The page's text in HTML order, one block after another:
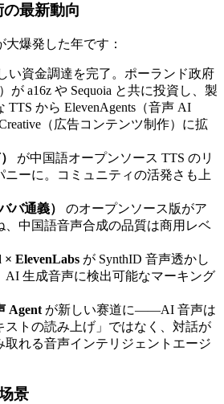
最新動向
爆発した年です：
い資金調達を完了。ポーランド政府
が a16z や Sequoia と共に投資し、製
TTS から ElevenAgents（音声 AI
（広告コンテンツ制作）に拡
が中国語オープンソース TTS のリ
ニーに。コミュニティの活発さも上
バ通義）
のオープンソース版がア
、中国語音声合成の品質は商用レベ
× ElevenLabs が SynthID 音声透かし
AI 生成音声に検出可能なマーキング
Agent が新しい赛道に——AI 音声は
ストの読み上げ」ではなく、対話が
取れる音声インテリジェントエージ
景